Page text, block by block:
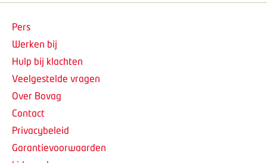
Pers
Werken bij
Hulp bij klachten
Veelgestelde vragen
Over Bovag
Contact
Privacybeleid
Garantievoorwaarden